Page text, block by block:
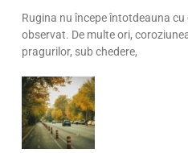
Rugina nu începe întotdeauna
observat. De multe ori,
pragurilor, sub chedere,